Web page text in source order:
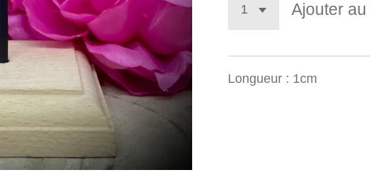
Ajouter
Longueur : 1cm